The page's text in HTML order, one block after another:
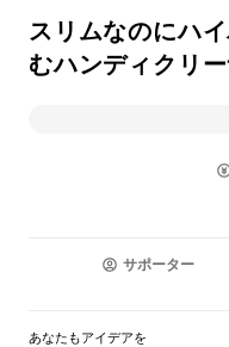
スリムなのにハ
むハンディクリ
サポーター
あなたもアイデアを